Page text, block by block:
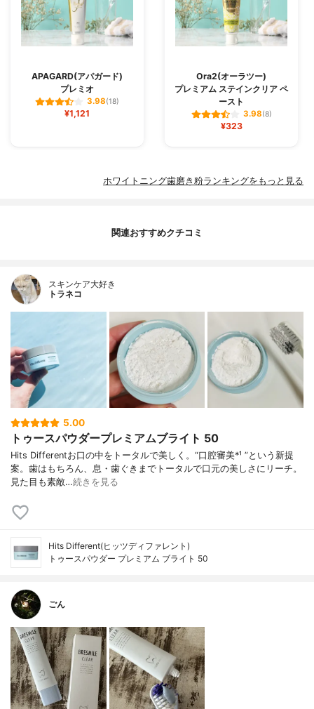
APAGARD(アパガード)
プレミオ
3.98(18)
¥1,121
Ora2(オーラツー)
プレミアム ステインクリア ペ
ースト
3.98(8)
¥323
ホワイトニング歯磨き粉ランキングをもっと見る
関連おすすめクチコミ
スキンケア大好き
トラネコ
5.00
トゥースパウダープレミアムブライト 50
Hits Differentお口の中をトータルで美しく。“口腔審美*¹ ”という新提
案。歯はもちろん、息・歯ぐきまでトータルで口元の美しさにリーチ。
見た目も素敵…続きを見る
Hits Different(ヒッツディファレント)
トゥースパウダー プレミアム ブライト 50
ごん